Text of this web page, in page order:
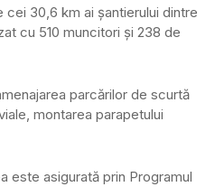
cei 30,6 km ai şantierului dintre
cu 510 muncitori şi 238 de
parcărilor de scurtă
montarea parapetului
este asigurată prin Programul